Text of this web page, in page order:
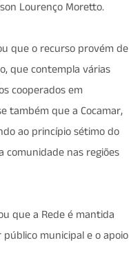
Lourenço Moretto.
que o recurso provém de
que contempla várias
cooperados em
também que a Cocamar,
ao princípio sétimo do
comunidade nas regiões
que a Rede é mantida
municipal e o apoio